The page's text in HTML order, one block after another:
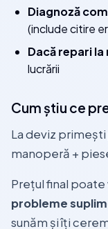
Diagnoză
(include citire
Dacă repari la
lucrării
Cum știu ce
La deviz primești
manoperă +
Prețul final poate
probleme
sunăm și îți